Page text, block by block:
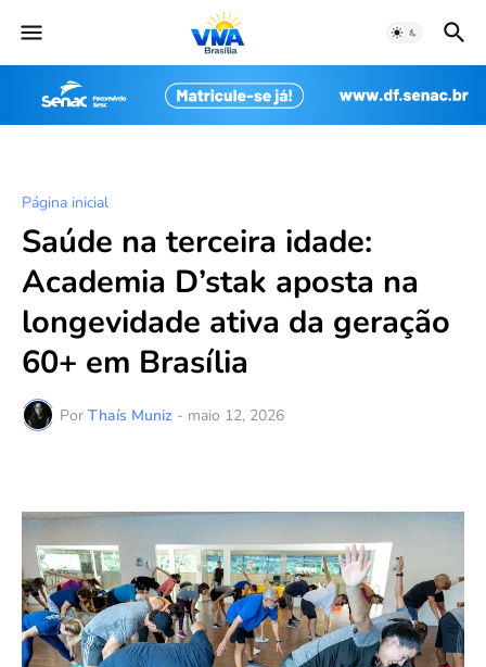
Página inicial
Saúde na terceira idade:
Academia D’stak aposta na
longevidade ativa da geração
60+ em Brasília
Por Thaís Muniz - maio 12, 2026